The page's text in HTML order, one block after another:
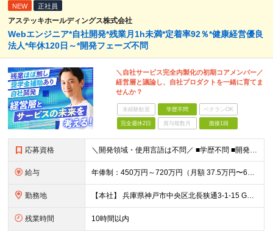
NEW 正社員
アステッキホールディングス株式会社
Webエンジニア*自社開発*残業月1h未満*定着率92％*健康経営優良
法人*年休120日～*開発フェーズ不問
＼自社サービス完全内製化の初期コアメンバー／
経営層と議論し、自社プロダクトを一緒に育てま
せんか？
未経験歓迎 学歴不問 ベテランOK
完全週休2日 賞与複数月 面接1回
応募資格 ＼開発領域・使用言語は不問／ ■学歴不問 ■開発経験3年以上 （例：TypeScript/Next.js/Flutter/Python/Djangoなど） ★こんな方を歓迎します！ ・「特定領域だけ
給与 年俸制：450万円～720万円（月額 37.5万円〜60万円） ※経験・スキル・前職給与を最大限考慮の上、決定いたします。 ※試用期間6ヶ月あり（期間中は資格取得等各種補助および奨学金支援手当は対象
勤務地 【本社】 兵庫県神戸市中央区北長狭通3-1-15 Gビル神戸三宮3F ※転勤はありません ※(変更の範囲)上記を除く当社関連勤務地
残業時間 10時間以内